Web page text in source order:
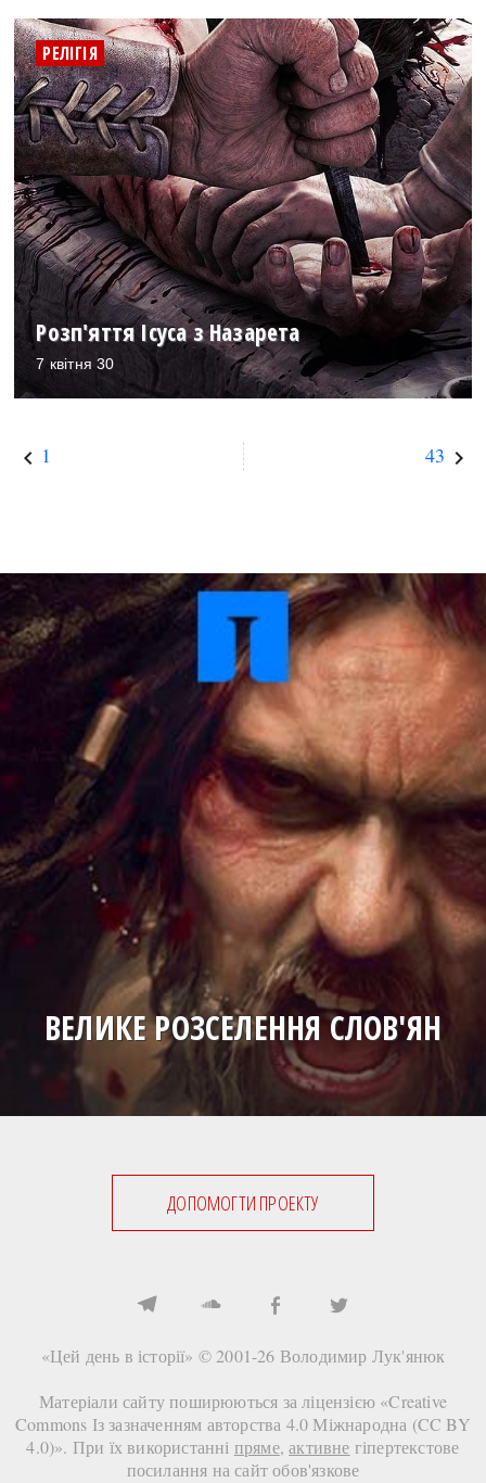
РЕЛІГІЯ
Розп'яття Ісуса з Назарета
7 квітня 30
keyboard_arrow_left 1 43 keyboard_arrow_right
ВЕЛИКЕ РОЗСЕЛЕННЯ СЛОВ'ЯН
ДОПОМОГТИ ПРОЕКТУ
«Цей день в історії» © 2001-26 Володимир Лук'янюк
Матеріали сайту поширюються за ліцензією «Creative
Commons Із зазначенням авторства 4.0 Міжнародна (CC BY
4.0)». При їх використанні пряме,активне гіпертекстове
посилання на сайтобов'язкове